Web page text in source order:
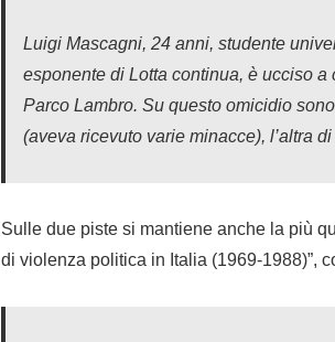
Luigi Mascagni, 24 anni, studente
esponente di Lotta continua, è ucciso
Parco Lambro. Su questo omicidio
(aveva ricevuto varie minacce), l’altra
Sulle due piste si mantiene anche la più
di violenza politica in Italia (1969-1988)”,